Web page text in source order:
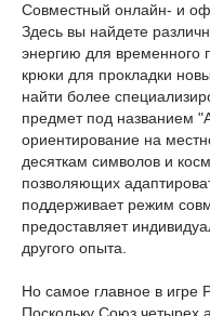
Совместный онлайн- и
Здесь вы найдете
энергию для временного
крюки для прокладки
найти более
предмет под названием
ориентирование на
десяткам символов и
позволяющих
поддерживает режим
предоставляет
другого опыта.
Но самое главное в игре